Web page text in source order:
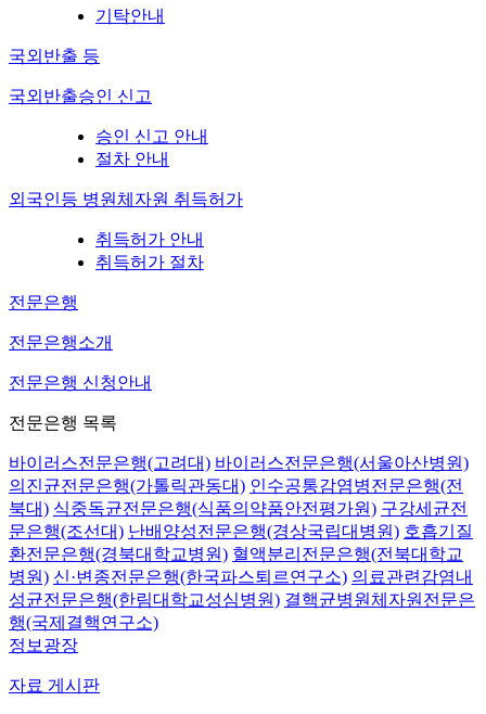
기탁안내
국외반출 등
국외반출승인 신고
승인 신고 안내
절차 안내
외국인등 병원체자원 취득허가
취득허가 안내
취득허가 절차
전문은행
전문은행소개
전문은행 신청안내
전문은행 목록
바이러스전문은행(고려대) 바이러스전문은행(서울아산병원)
의진균전문은행(가톨릭관동대) 인수공통감염병전문은행(전
북대) 식중독균전문은행(식품의약품안전평가원) 구강세균전
문은행(조선대) 난배양성전문은행(경상국립대병원) 호흡기질
환전문은행(경북대학교병원) 혈액분리전문은행(전북대학교
병원) 신·변종전문은행(한국파스퇴르연구소) 의료관련감염내
성균전문은행(한림대학교성심병원) 결핵균병원체자원전문은
행(국제결핵연구소)
정보광장
자료 게시판